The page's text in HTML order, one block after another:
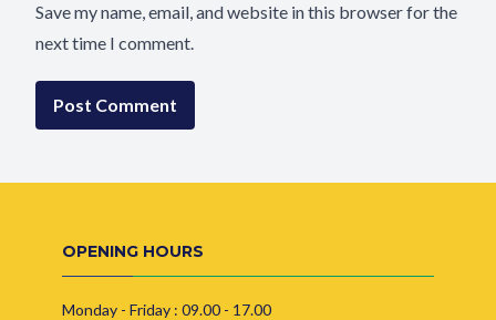
Save my name, email, and website in this browser for the
next time I comment.
OPENING HOURS
Monday - Friday : 09.00 - 17.00